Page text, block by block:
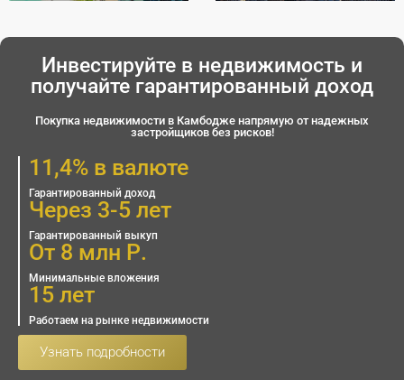
Инвестируйте в недвижимость и
получайте гарантированный доход
Покупка недвижимости в Камбодже напрямую от надежных
застройщиков без рисков!
11,4% в валюте
Гарантированный доход
Через 3-5 лет
Гарантированный выкуп
От 8 млн Р.
Минимальные вложения
15 лет
Работаем на рынке недвижимости
Узнать подробности